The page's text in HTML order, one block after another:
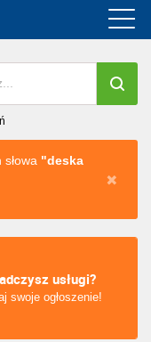
"deska
usługi?
swoje ogłoszenie!